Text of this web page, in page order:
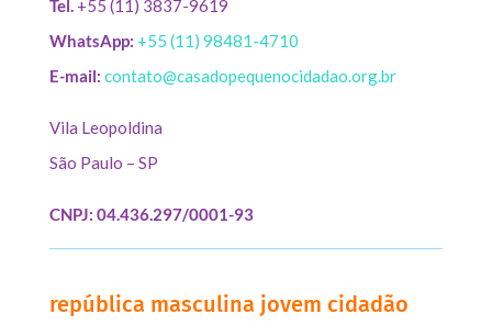
Tel.+55 (11) 3837-9619
WhatsApp: +55 (11) 98481-4710
E-mail: contato@casadopequenocidadao.org.br
Vila Leopoldina
São Paulo – SP
CNPJ: 04.436.297/0001-93
república masculina jovem cidadão